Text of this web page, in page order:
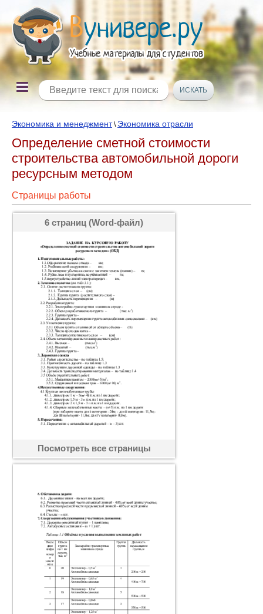
Экономика и менеджмент\ Экономика отрасли
Определение сметной стоимости
строительства автомобильной дороги
ресурсным методом
Страницы работы
6 страниц (Word-файл)
Посмотреть все страницы